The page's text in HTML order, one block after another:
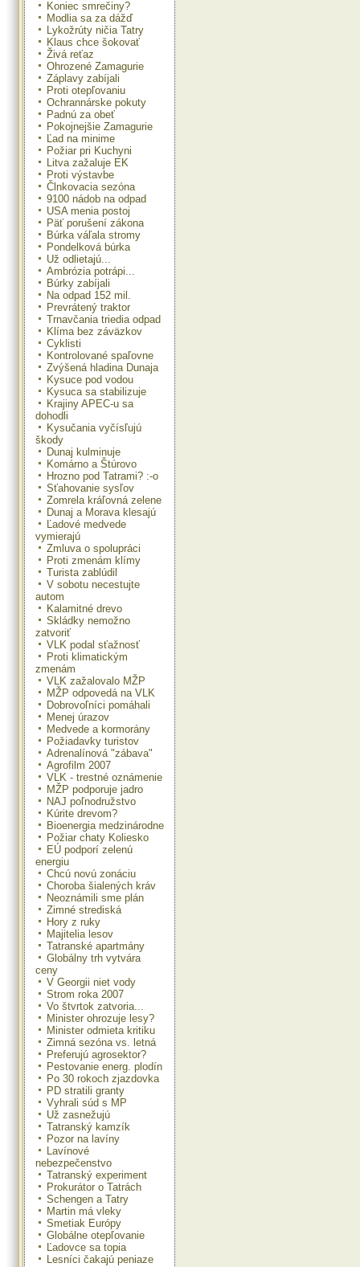
Koniec smrečiny?
Modlia sa za dážď
Lykožrúty ničia Tatry
Klaus chce šokovať
Živá reťaz
Ohrozené Zamagurie
Záplavy zabíjali
Proti otepľovaniu
Ochrannárske pokuty
Padnú za obeť
Pokojnejšie Zamagurie
Ľad na minime
Požiar pri Kuchyni
Litva zažaluje EK
Proti výstavbe
Člnkovacia sezóna
9100 nádob na odpad
USA menia postoj
Päť porušení zákona
Búrka váľala stromy
Pondelková búrka
Už odlietajú...
Ambrózia potrápi...
Búrky zabíjali
Na odpad 152 mil.
Prevrátený traktor
Trnavčania triedia odpad
Klíma bez záväzkov
Cyklisti
Kontrolované spaľovne
Zvýšená hladina Dunaja
Kysuce pod vodou
Kysuca sa stabilizuje
Krajiny APEC-u sa
dohodli
Kysučania vyčísľujú
škody
Dunaj kulminuje
Komárno a Štúrovo
Hrozno pod Tatrami? :-o
Sťahovanie sysľov
Zomrela kráľovná zelene
Dunaj a Morava klesajú
Ľadové medvede
vymierajú
Zmluva o spolupráci
Proti zmenám klímy
Turista zablúdil
V sobotu necestujte
autom
Kalamitné drevo
Skládky nemožno
zatvoriť
VLK podal sťažnosť
Proti klimatickým
zmenám
VLK zažalovalo MŽP
MŽP odpovedá na VLK
Dobrovoľníci pomáhali
Menej úrazov
Medvede a kormorány
Požiadavky turistov
Adrenalínová "zábava"
Agrofilm 2007
VLK - trestné oznámenie
MŽP podporuje jadro
NAJ poľnodružstvo
Kúrite drevom?
Bioenergia medzinárodne
Požiar chaty Koliesko
EÚ podporí zelenú
energiu
Chcú novú zonáciu
Choroba šialených kráv
Neoznámili sme plán
Zimné strediská
Hory z ruky
Majitelia lesov
Tatranské apartmány
Globálny trh vytvára
ceny
V Georgii niet vody
Strom roka 2007
Vo štvrtok zatvoria...
Minister ohrozuje lesy?
Minister odmieta kritiku
Zimná sezóna vs. letná
Preferujú agrosektor?
Pestovanie energ. plodín
Po 30 rokoch zjazdovka
PD stratili granty
Vyhrali súd s MP
Už zasnežujú
Tatranský kamzík
Pozor na lavíny
Lavínové
nebezpečenstvo
Tatranský experiment
Prokurátor o Tatrách
Schengen a Tatry
Martin má vleky
Smetiak Európy
Globálne otepľovanie
Ľadovce sa topia
Lesníci čakajú peniaze